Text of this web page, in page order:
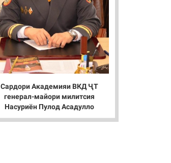
Сардори Академияи ВКД ҶТ
генерал-майори милитсия
Насуриён Пулод Асадулло